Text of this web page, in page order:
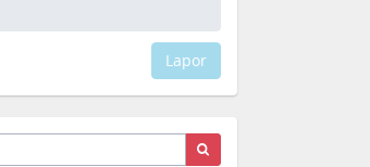
Lapor